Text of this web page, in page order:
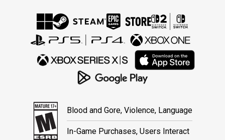
Blood and Gore, Violence, Language
In-Game Purchases, Users Interact